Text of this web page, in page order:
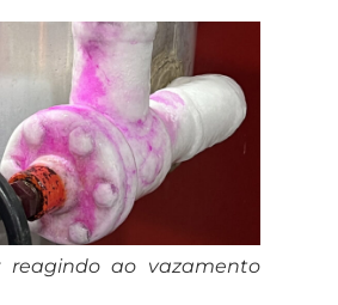
reagindo ao vazamento